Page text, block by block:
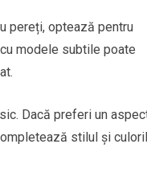
pereți, optează pentru
modele subtile poate
Dacă preferi un
stilul și